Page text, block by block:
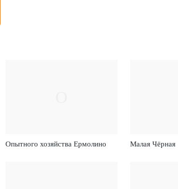
Опытного хозяйства Ермолино Малая Чёрная